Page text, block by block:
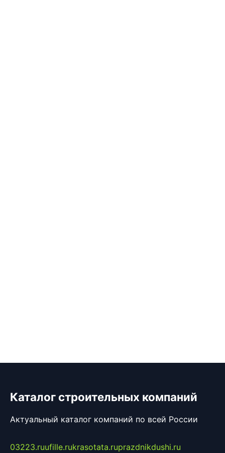
Каталог строительных компаний
Актуальный каталог компаний по всей России
03223.ruufille.rukrasotata.ruprazdnikdushi.ru